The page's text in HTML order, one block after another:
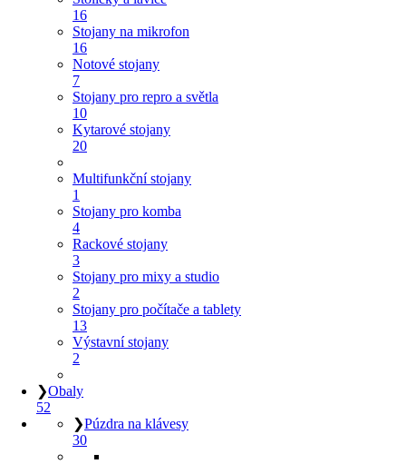
16
Stojany na mikrofon
16
Notové stojany
7
Stojany pro repro a světla
10
Kytarové stojany
20
Multifunkční stojany
1
Stojany pro komba
4
Rackové stojany
3
Stojany pro mixy a studio
2
Stojany pro počítače a tablety
13
Výstavní stojany
2
❯Obaly
52
❯Púzdra na klávesy
30